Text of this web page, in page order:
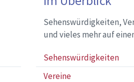
Sehenswürdigkeiten,
und vieles mehr auf
Sehenswürdigkeiten
Vereine